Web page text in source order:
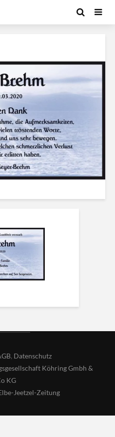
, Datenschutz
Köhring Gmbh &
KG
Jeetzel-Zeitung